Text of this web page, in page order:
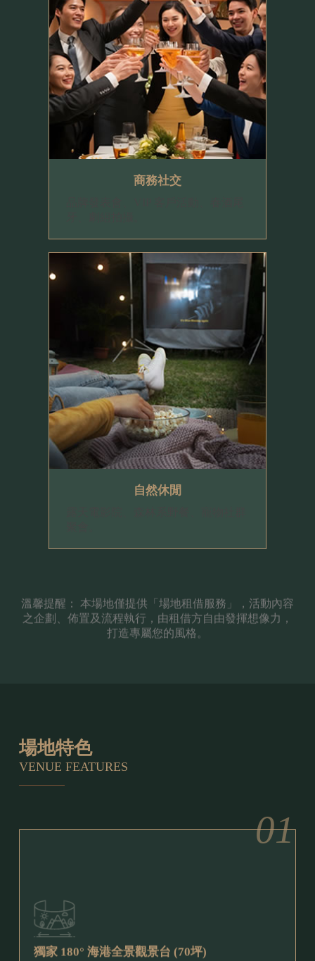
商務社交
自然休閒
溫馨提醒： 本場地僅提供「場地租借服務」，活動內容
之企劃、佈置及流程執行，由租借方自由發揮想像力，
打造專屬您的風格。
場地特色
VENUE FEATURES
獨家 180°海港全景觀景台 (70坪)